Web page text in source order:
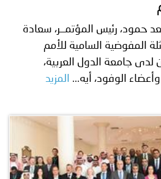
حمود، رئيس المؤتمــر، سعادة
المفوضية السامية للأمم
لدى جامعة الدول العربية،
الوفود، أيه...
المزيد